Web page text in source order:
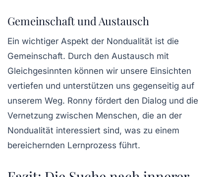
Gemeinschaft und Austausch
Ein wichtiger Aspekt der Nondualität ist die
Gemeinschaft. Durch den Austausch mit
Gleichgesinnten können wir unsere Einsichten
vertiefen und unterstützen uns gegenseitig auf
unserem Weg. Ronny fördert den Dialog und die
Vernetzung zwischen Menschen, die an der
Nondualität interessiert sind, was zu einem
bereichernden Lernprozess führt.